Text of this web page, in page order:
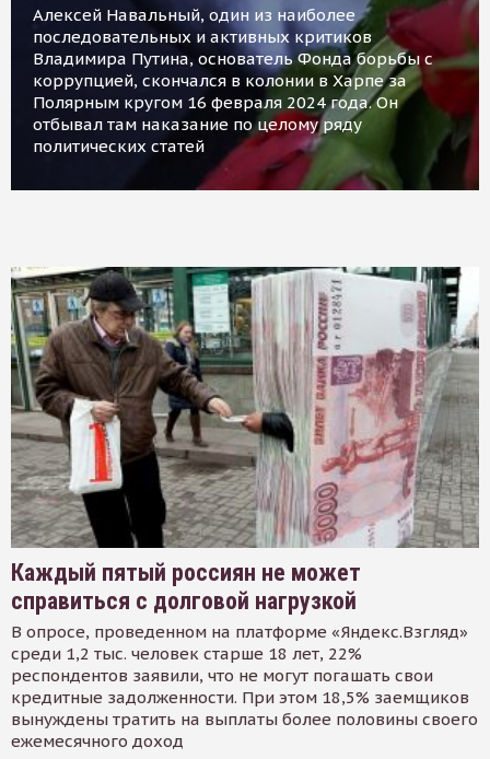
Алексей Навальный, один из наиболее
последовательных и активных критиков
Владимира Путина, основатель Фонда борьбы с
коррупцией, скончался в колонии в Харпе за
Полярным кругом 16 февраля 2024 года. Он
отбывал там наказание по целому ряду
политических статей
Каждый пятый россиян не может
справиться с долговой нагрузкой
В опросе, проведенном на платформе «Яндекс.Взгляд»
среди 1,2 тыс. человек старше 18 лет, 22%
респондентов заявили, что не могут погашать свои
кредитные задолженности. При этом 18,5% заемщиков
вынуждены тратить на выплаты более половины своего
ежемесячного доход